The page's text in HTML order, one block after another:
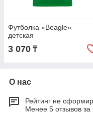
Футболка «Beagle»
детская
3 070 ₸
О нас
Рейтинг не
Менее 5 отзывов за